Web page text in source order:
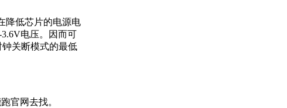
降低芯片的电源电
电压。因而可
关断模式的最低
官网去找。